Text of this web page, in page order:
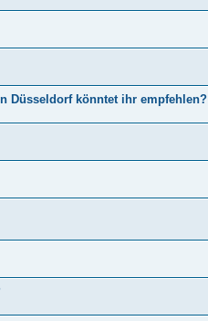
Düsseldorf könntet ihr empfehlen?